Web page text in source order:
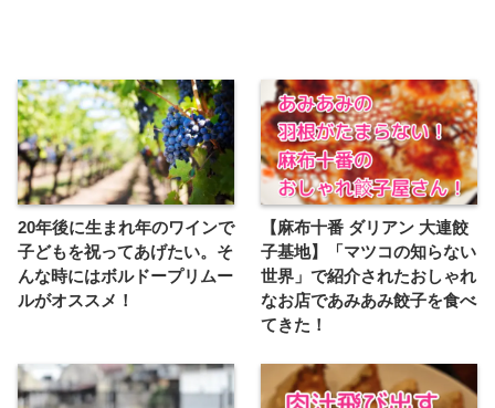
20年後に生まれ年のワインで
子どもを祝ってあげたい。そ
んな時にはボルドープリムー
ルがオススメ！
【麻布十番 ダリアン 大連餃
子基地】「マツコの知らない
世界」で紹介されたおしゃれ
なお店であみあみ餃子を食べ
てきた！